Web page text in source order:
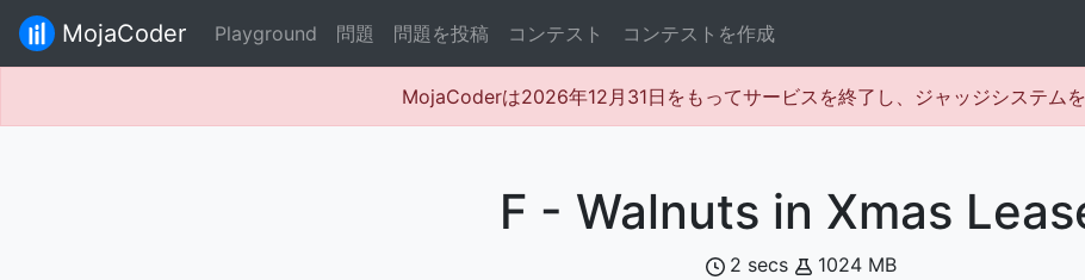
MojaCoder Playground 問題 問題を投稿 コンテスト コンテストを作成
MojaCoderは2026年12月31日をもってサービスを終了し、ジャッジシステムを
F - Walnuts in Xmas
2 secs
1024 MB